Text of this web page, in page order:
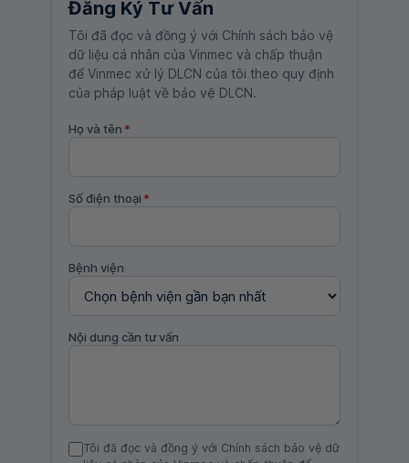
Đăng Ký Tư Vấn
Tôi đã đọc và đồng ý với Chính sách bảo vệ
dữ liệu cá nhân của Vinmec và chấp thuận
để Vinmec xử lý DLCN của tôi theo quy định
của pháp luật về bảo vệ DLCN.
Họ và tên *
Số điện thoại *
Bệnh viện
Nội dung cần tư vấn
Tôi đã đọc và đồng ý với Chính sách bảo vệ dữ